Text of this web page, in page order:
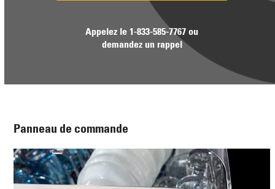
Appelez le1-833-585-7767 ou
demandez un rappel
Panneau de commande